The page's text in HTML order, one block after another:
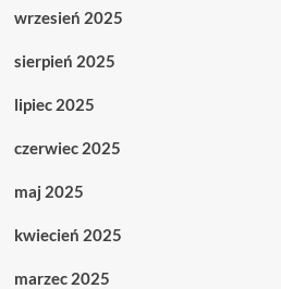
wrzesień 2025
sierpień 2025
lipiec 2025
czerwiec 2025
maj 2025
kwiecień 2025
marzec 2025